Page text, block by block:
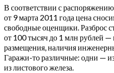
В соответствии с
от 9 марта 2011 года цена
свободные оценщики. Разброс
от 100 тысяч до 1 млн рублей —
размещения, наличия
Гаражи-то различные: одни —
из листового железа.